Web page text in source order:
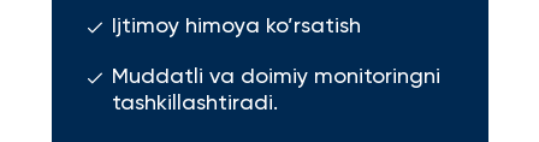
Ijtimoy himoya ko’rsatish
Muddatli va doimiy monitoringni
tashkillashtiradi.